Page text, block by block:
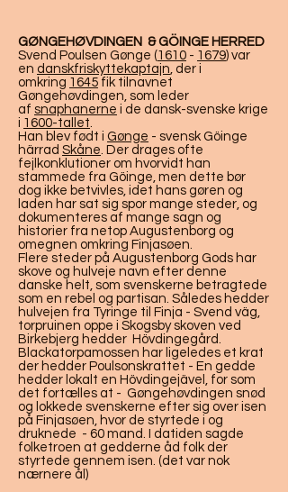
GØNGEHØVDINGEN & GÖINGE HERRED
Svend Poulsen Gønge (1610 - 1679) var
en danskfriskyttekaptajn, der i
omkring 1645 fik tilnavnet
Gøngehøvdingen, som leder
af snaphanerne i de dansk-svenske krige
i 1600-tallet.
Han blev født i Gønge - svensk Göinge
härrad Skåne. Der drages ofte
fejlkonklutioner om hvorvidt han
stammede fra Göinge, men dette bør
dog ikke betvivles, idet hans gøren og
laden har sat sig spor mange steder, og
dokumenteres af mange sagn og
historier fra netop Augustenborg og
omegnen omkring Finjasøen.
Flere steder på Augustenborg Gods har
skove og hulveje navn efter denne
danske helt, som svenskerne betragtede
som en rebel og partisan. Således hedder
hulvejen fra Tyringe til Finja - Svend väg,
torpruinen oppe i Skogsby skoven ved
Birkebjerg hedder Hövdingegård.
Blackatorpamossen har ligeledes et krat
der hedder Poulsonskrattet - En gedde
hedder lokalt en Hövdingejävel, for som
det fortælles at - Gøngehøvdingen snød
og lokkede svenskerne efter sig over isen
på Finjasøen, hvor de styrtede i og
druknede - 60 mand. I datiden sagde
folketroen at gedderne åd folk der
styrtede gennem isen. (det var nok
nærnere ål)